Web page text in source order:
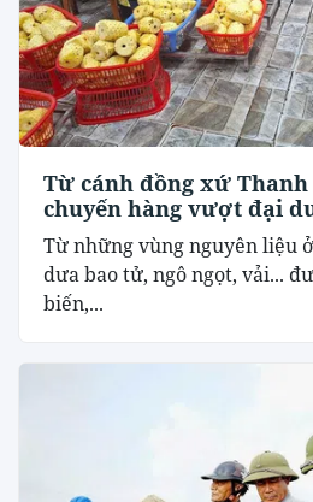
Từ cánh đồng xứ
chuyến hàng vượt đại
Từ những vùng nguyên liệu
dưa bao tử, ngô ngọt, vải...
biến,...